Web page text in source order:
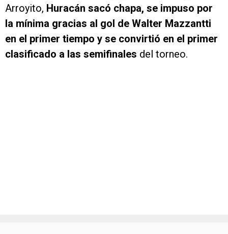
Arroyito, Huracán sacó chapa, se impuso por
la mínima gracias al gol de Walter Mazzantti
en el primer tiempo y se convirtió en el primer
clasificado a las semifinales del torneo.